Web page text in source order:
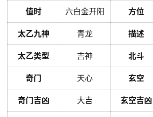
值时 六白金开阳 方位
太乙九神 青龙 描述
太乙类型 吉神 北斗
奇门 天心 玄空
奇门吉凶 大吉 玄空吉凶